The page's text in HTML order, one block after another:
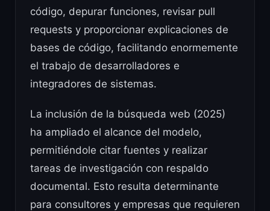
código, depurar funciones, revisar pull
requests y proporcionar explicaciones de
bases de código, facilitando enormemente
el trabajo de desarrolladores e
integradores de sistemas.
La inclusión de la búsqueda web (2025)
ha ampliado el alcance del modelo,
permitiéndole citar fuentes y realizar
tareas de investigación con respaldo
documental. Esto resulta determinante
para consultores y empresas que requieren